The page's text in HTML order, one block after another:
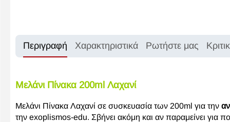
Περιγραφή Χαρακτηριστικά Ρωτήστε μας
Μελάνι Πίνακα 200ml Λαχανί
Μελάνι Πίνακα Λαχανί σε συσκευασία των 200ml για την
την exoplismos-edu. Σβήνει ακόμη και αν παραμείνει για